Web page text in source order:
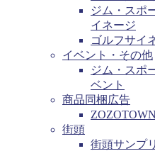
ジム・スポ
イネージ
ゴルフサイ
イベント・その他
ジム・スポ
ベント
商品同梱広告
街頭
街頭サンプ